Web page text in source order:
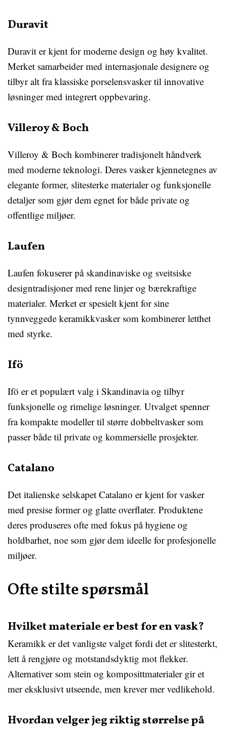
Duravit
Duravit er kjent for moderne design og høy kvalitet.
Merket samarbeider med internasjonale designere og
tilbyr alt fra klassiske porselensvasker til innovative
løsninger med integrert oppbevaring.
Villeroy & Boch
Villeroy & Boch kombinerer tradisjonelt håndverk
med moderne teknologi. Deres vasker kjennetegnes av
elegante former, slitesterke materialer og funksjonelle
detaljer som gjør dem egnet for både private og
offentlige miljøer.
Laufen
Laufen fokuserer på skandinaviske og sveitsiske
designtradisjoner med rene linjer og bærekraftige
materialer. Merket er spesielt kjent for sine
tynnveggede keramikkvasker som kombinerer letthet
med styrke.
Ifö
Ifö er et populært valg i Skandinavia og tilbyr
funksjonelle og rimelige løsninger. Utvalget spenner
fra kompakte modeller til større dobbeltvasker som
passer både til private og kommersielle prosjekter.
Catalano
Det italienske selskapet Catalano er kjent for vasker
med presise former og glatte overflater. Produktene
deres produseres ofte med fokus på hygiene og
holdbarhet, noe som gjør dem ideelle for profesjonelle
miljøer.
Ofte stilte spørsmål
Hvilket materiale er best for en vask?
Keramikk er det vanligste valget fordi det er slitesterkt,
lett å rengjøre og motstandsdyktig mot flekker.
Alternativer som stein og komposittmaterialer gir et
mer eksklusivt utseende, men krever mer vedlikehold.
Hvordan velger jeg riktig størrelse på